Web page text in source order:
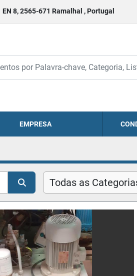
EN 8, 2565-671 Ramalhal , Portugal
EMPRESA
Todas as